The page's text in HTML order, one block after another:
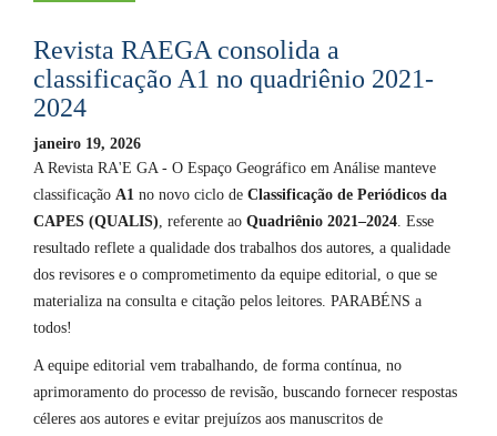
Revista RAEGA consolida a
classificação A1 no quadriênio 2021-
2024
janeiro 19, 2026
A Revista RA'E GA - O Espaço Geográfico em Análise manteve
classificação A1 no novo ciclo de Classificação de Periódicos da
CAPES (QUALIS), referente ao Quadriênio 2021–2024. Esse
resultado reflete a qualidade dos trabalhos dos autores, a qualidade
dos revisores e o comprometimento da equipe editorial, o que se
materializa na consulta e citação pelos leitores. PARABÉNS a
todos!
A equipe editorial vem trabalhando, de forma contínua, no
aprimoramento do processo de revisão, buscando fornecer respostas
céleres aos autores e evitar prejuízos aos manuscritos de